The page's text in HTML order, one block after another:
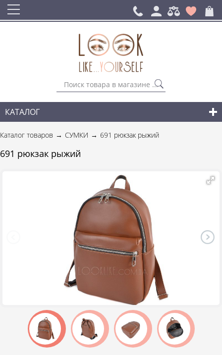
КАТАЛОГ
СУМКИ
ГОРОДСКИЕ РЮКЗАКИ
НОВИНКИ СУМОК И АКСЕССУАРОВ
ТОВАРЫ СО СКИДКОЙ
Каталог товаров СУМКИ 691 рюкзак рыжий
691 рюкзак рыжий